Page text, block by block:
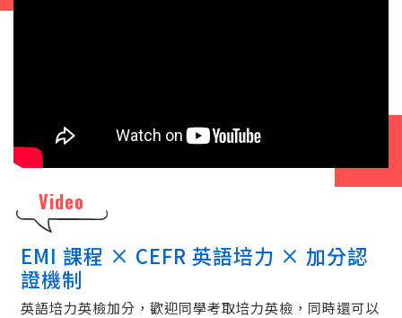
Video
EMI 課程 × CEFR 英語培力 × 加分認
證機制
英語培力英檢加分，歡迎同學考取培力英檢，同時還可以